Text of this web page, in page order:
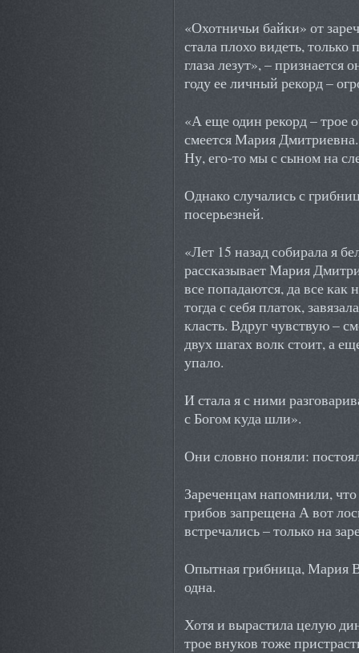
«Охотничьи байки» от
стала плохо видеть,
глаза лезут», –
году ее личный рекорд –
«А еще один рекорд – трое
смеется Мария
Ну, его-то мы с сыном на
Однако случались с
посерьезней.
«Лет 15 назад собирала я
рассказывает Мария
все попадаются, да все как
тогда с себя платок,
класть. Вдруг чувствую –
двух шагах волк стоит, а
упало.
И стала я с ними
с Богом куда шли».
Они словно поняли:
Зареченцам напомнили,
грибов запрещена А вот
встречались – только на
Опытная грибница, Мария
одна.
Хотя и вырастила целую
трое внуков тоже